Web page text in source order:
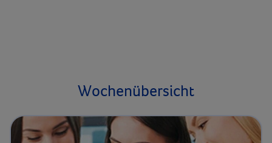
Wochenübersicht